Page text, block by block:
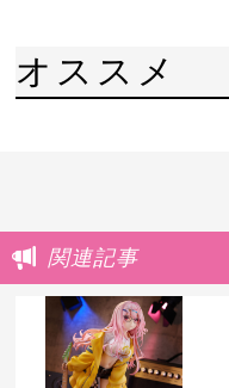
オススメ
関連記事